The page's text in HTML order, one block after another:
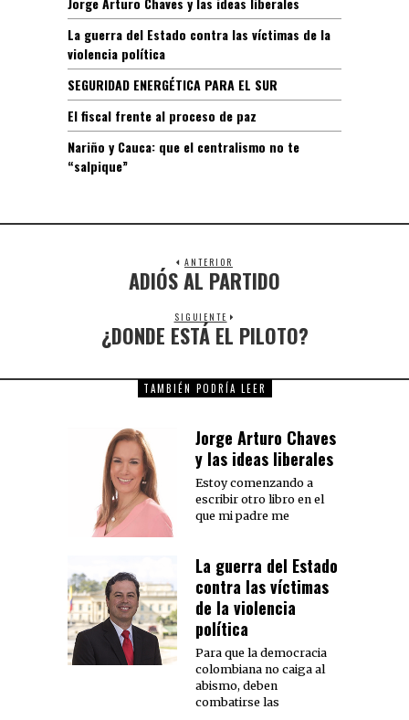
La guerra del Estado contra las víctimas de la
violencia política
SEGURIDAD ENERGÉTICA PARA EL SUR
El fiscal frente al proceso de paz
Nariño y Cauca: que el centralismo no te
“salpique”
ANTERIOR
ADIÓS AL PARTIDO
SIGUIENTE
¿DONDE ESTÁ EL PILOTO?
TAMBIÉN PODRÍA LEER
Jorge Arturo Chaves
y las ideas liberales
Estoy comenzando a
escribir otro libro en el
que mi padre me
La guerra del Estado
contra las víctimas
de la violencia
política
Para que la democracia
colombiana no caiga al
abismo, deben
combatirse las